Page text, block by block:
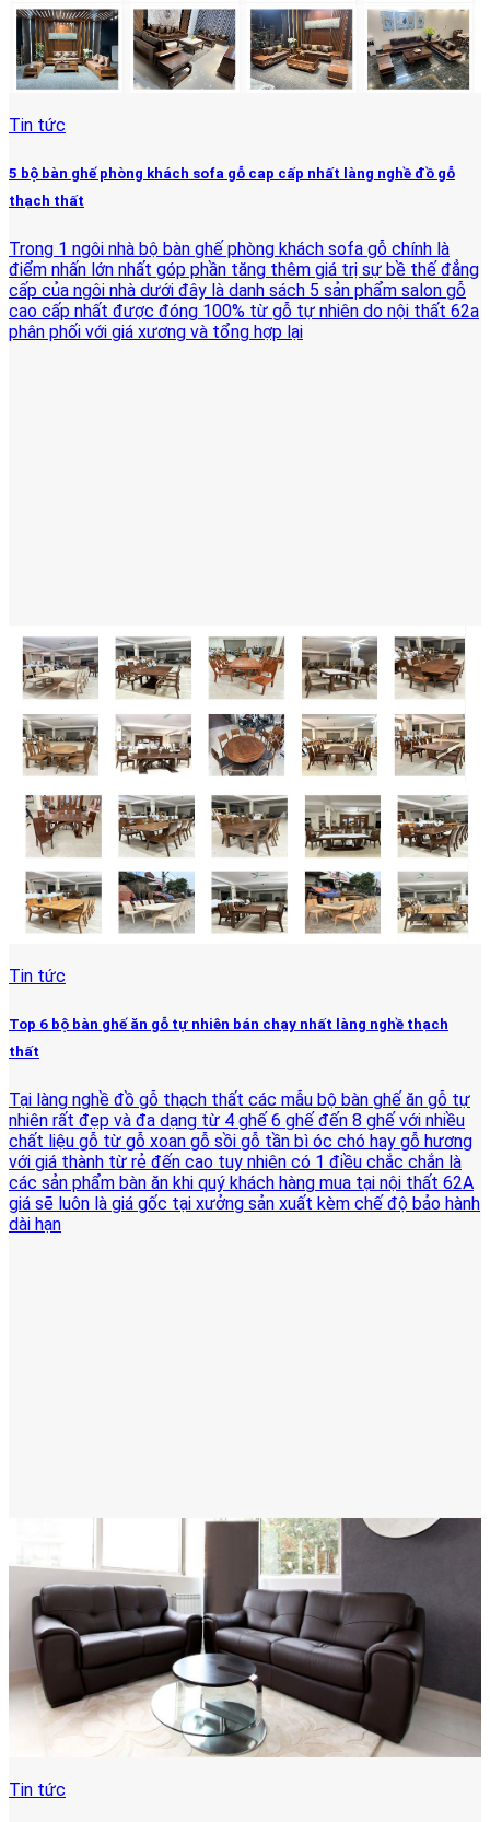
Tin tức
5 bộ bàn ghế phòng khách sofa gỗ cap cấp nhất làng nghề đồ gỗ
thạch thất
Trong 1 ngôi nhà bộ bàn ghế phòng khách sofa gỗ chính là
điểm nhấn lớn nhất góp phần tăng thêm giá trị sự bề thế đẳng
cấp của ngôi nhà dưới đây là danh sách 5 sản phẩm salon gỗ
cao cấp nhất được đóng 100% từ gỗ tự nhiên do nội thất 62a
phân phối với giá xương và tổng hợp lại
Tin tức
Top 6 bộ bàn ghế ăn gỗ tự nhiên bán chạy nhất làng nghề thạch
thất
Tại làng nghề đồ gỗ thạch thất các mẫu bộ bàn ghế ăn gỗ tự
nhiên rất đẹp và đa dạng từ 4 ghế 6 ghế đến 8 ghế với nhiều
chất liệu gỗ từ gỗ xoan gỗ sồi gỗ tần bì óc chó hay gỗ hương
với giá thành từ rẻ đến cao tuy nhiên có 1 điều chắc chắn là
các sản phẩm bàn ăn khi quý khách hàng mua tại nội thất 62A
giá sẽ luôn là giá gốc tại xưởng sản xuất kèm chế độ bảo hành
dài hạn
Tin tức